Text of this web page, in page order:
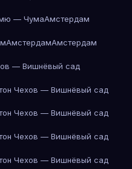
— ЧумаАмстердам
АмстердамАмстердам
— Вишнёвый сад
Чехов — Вишнёвый сад
Чехов — Вишнёвый сад
Чехов — Вишнёвый сад
Чехов — Вишнёвый сад